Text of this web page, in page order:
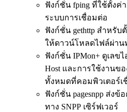
ฟังก์ชั่น fping ที่ใช้ตั้งค่
ระบบการเชื่อมต่อ
ฟังก์ชั่น gethttp สำหรับตั้
ให้ดาวน์โหลดไฟล์ผ่าน
ฟังก์ชั่น IPMon+ ดูเลข
Host และการใช้งานข
ทั้งหมดที่คอมพิวเตอร์เ
ฟังก์ชั่น pagesnpp ส่งข้
ทาง SNPP เซิร์ฟเวอร์